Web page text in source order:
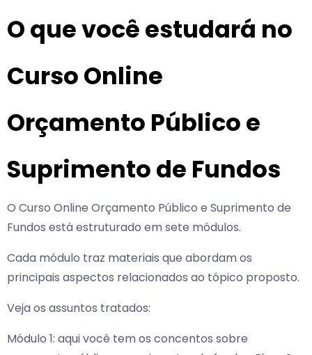
O que você estudará no
Curso Online
Orçamento Público e
Suprimento de Fundos
O Curso Online Orçamento Público e Suprimento de
Fundos está estruturado em sete módulos.
Cada módulo traz materiais que abordam os
principais aspectos relacionados ao tópico proposto.
Veja os assuntos tratados:
Módulo 1: aqui você tem os concentos sobre